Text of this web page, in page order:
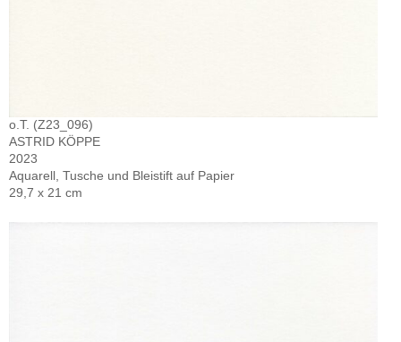
o.T. (Z23_096)
ASTRID KÖPPE
2023
Aquarell, Tusche und Bleistift auf Papier
29,7 x 21 cm